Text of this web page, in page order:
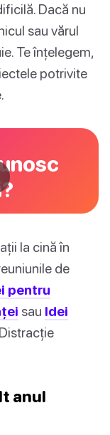
Dacă nu
sau vărul
Te înțelegem,
potrivite
la cină în
de
pentru
sau Idei
anul